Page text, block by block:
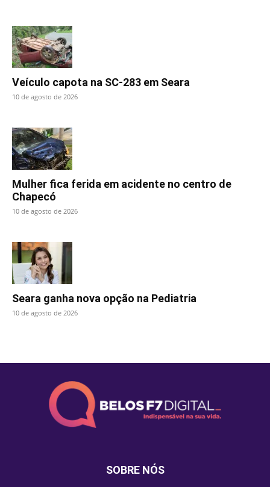
Veículo capota na SC-283 em Seara
10 de agosto de 2026
Mulher fica ferida em acidente no centro de
Chapecó
10 de agosto de 2026
Seara ganha nova opção na Pediatria
10 de agosto de 2026
SOBRE NÓS